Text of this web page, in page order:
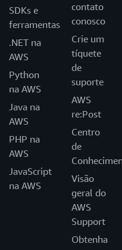
SDKs e
ferramentas
.NET na
AWS
Python
na AWS
Java na
AWS
PHP na
AWS
JavaScript
na AWS
contato
conosco
Crie um
tíquete
de
suporte
AWS
re:Post
Centro
de
Visão
geral do
AWS
Support
Obtenha